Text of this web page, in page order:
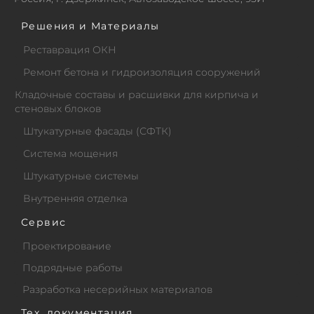
Решения и Материалы
Реставрация ОКН
Ремонт бетона и гидроизоляция сооружений
Кладочные составы и расшивки для кирпича и
стеновых блоков
Штукатурные фасады (СФТК)
Система мощения
Штукатурные системы
Внутренняя отделка
Сервис
Проектирование
Подрядные работы
Разработка несерийных материалов